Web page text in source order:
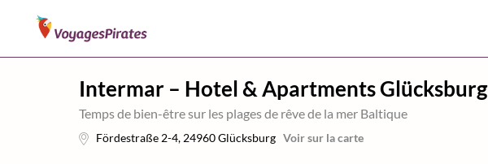
Intermar – Hotel & Apartments Glücksburg
Temps de bien-être sur les plages de rêve de la mer Baltique
Fördestraße 2-4, 24960Glücksburg Voir sur la carte